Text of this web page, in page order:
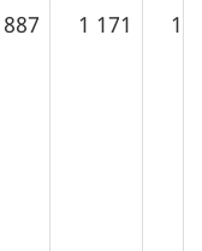
887 1 171 1